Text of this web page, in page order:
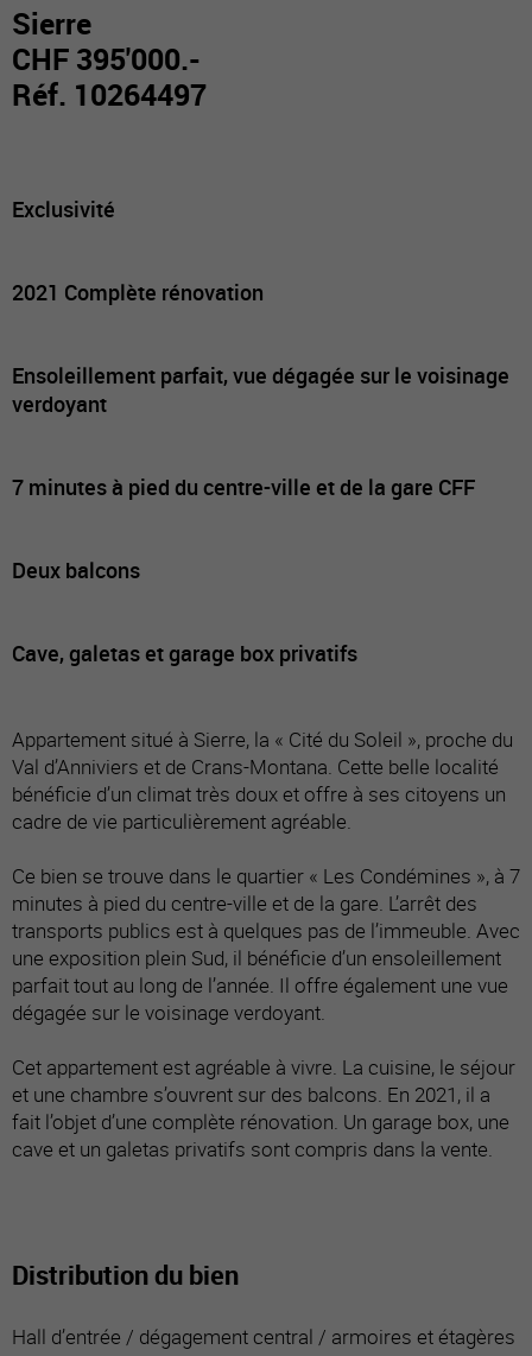
Sierre
CHF 395'000.-
Réf. 10264497
Exclusivité
2021 Complète rénovation
Ensoleillement parfait, vue dégagée sur le voisinage
verdoyant
7 minutes à pied du centre-ville et de la gare CFF
Deux balcons
Cave, galetas et garage box privatifs
Appartement situé à Sierre, la « Cité du Soleil », proche du
Val d’Anniviers et de Crans-Montana. Cette belle localité
bénéficie d’un climat très doux et offre à ses citoyens un
cadre de vie particulièrement agréable.
Ce bien se trouve dans le quartier « Les Condémines », à 7
minutes à pied du centre-ville et de la gare. L’arrêt des
transports publics est à quelques pas de l’immeuble. Avec
une exposition plein Sud, il bénéficie d’un ensoleillement
parfait tout au long de l’année. Il offre également une vue
dégagée sur le voisinage verdoyant.
Cet appartement est agréable à vivre. La cuisine, le séjour
et une chambre s’ouvrent sur des balcons. En 2021, il a
fait l’objet d’une complète rénovation. Un garage box, une
cave et un galetas privatifs sont compris dans la vente.
Distribution du bien
Hall d’entrée / dégagement central / armoires et étagères